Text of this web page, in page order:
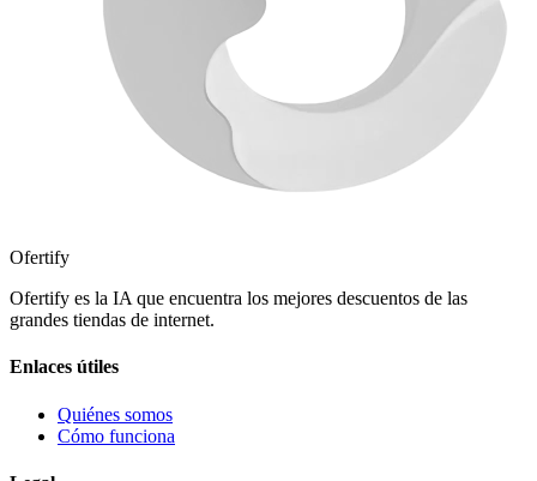
Ofertify
Ofertify es la IA que encuentra los mejores descuentos de las
grandes tiendas de internet.
Enlaces útiles
Quiénes somos
Cómo funciona